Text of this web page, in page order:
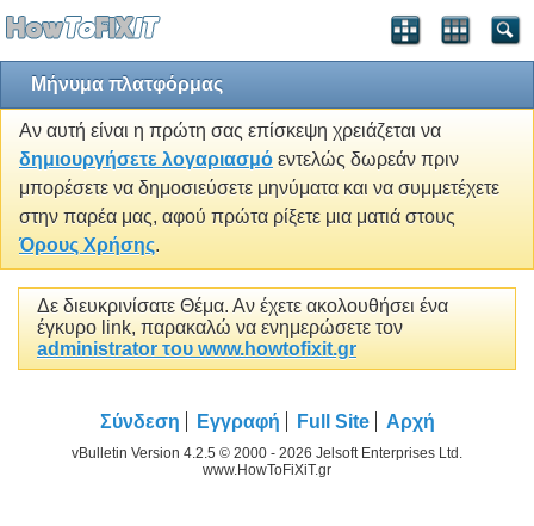
Μήνυμα πλατφόρμας
Αν αυτή είναι η πρώτη σας επίσκεψη χρειάζεται να
δημιουργήσετε λογαριασμό εντελώς δωρεάν πριν
μπορέσετε να δημοσιεύσετε μηνύματα και να συμμετέχετε
στην παρέα μας, αφού πρώτα ρίξετε μια ματιά στους
Όρους Χρήσης.
Δε διευκρινίσατε Θέμα. Αν έχετε ακολουθήσει ένα
έγκυρο link, παρακαλώ να ενημερώσετε τον
administrator του www.howtofixit.gr
Σύνδεση Εγγραφή Full Site Αρχή
vBulletin Version 4.2.5 © 2000 - 2026 Jelsoft Enterprises Ltd.
www.HowToFiXiT.gr